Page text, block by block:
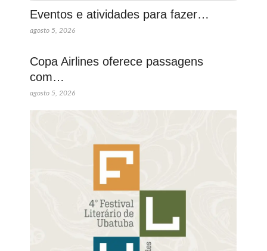
Eventos e atividades para fazer…
agosto 5, 2026
Copa Airlines oferece passagens
com…
agosto 5, 2026